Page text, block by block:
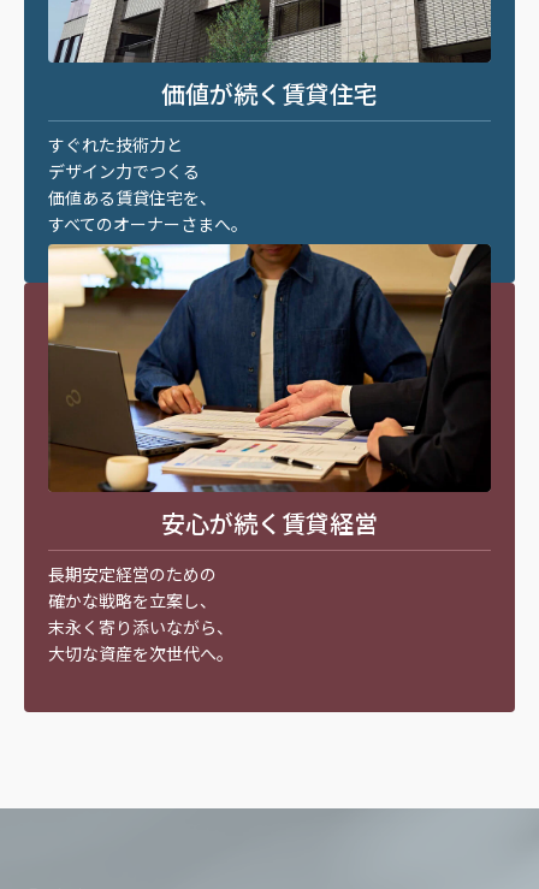
価値が続く賃貸住宅
すぐれた技術力と
デザイン力でつくる
価値ある賃貸住宅を、
すべてのオーナーさまへ。
安心が続く賃貸経営
長期安定経営のための
確かな戦略を立案し、
末永く寄り添いながら、
大切な資産を次世代へ。